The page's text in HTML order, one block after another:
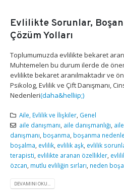
Evlilikte Sorunlar,
Çözüm Yolları
Toplumumuzda evlilikte bekaret
Muhtemelen bu durum ilerde de
evlilikte bekaret aranılmaktadır ve
Psikolog, Evlilik ve Çift Danışmanı,
Nedenleri(daha&helliip;)
Aile, Evlilik ve İlişkiler, Genel
aile danışmanı aile danışmanlığı
danışmanı boşanma boşanma
boşalma evlilik evlilik aşk evlilik
terapisti evlilikte aranan özellikler
özcan mutlu evliliğin sırları neden
DEVAMINI OKU...